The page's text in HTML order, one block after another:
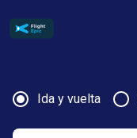
Ida y vuelta